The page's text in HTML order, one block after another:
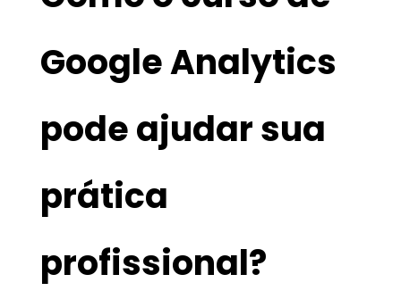
Google Analytics
pode ajudar sua
prática
profissional?